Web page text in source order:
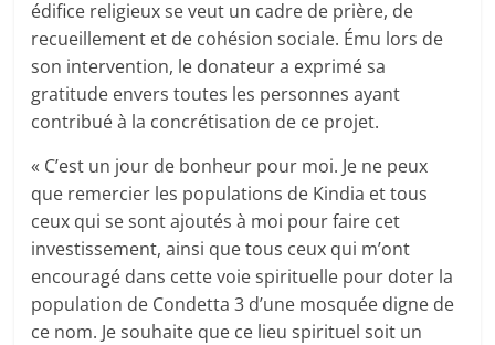
édifice religieux se veut un cadre de prière, de
recueillement et de cohésion sociale. Ému lors de
son intervention, le donateur a exprimé sa
gratitude envers toutes les personnes ayant
contribué à la concrétisation de ce projet.
« C’est un jour de bonheur pour moi. Je ne peux
que remercier les populations de Kindia et tous
ceux qui se sont ajoutés à moi pour faire cet
investissement, ainsi que tous ceux qui m’ont
encouragé dans cette voie spirituelle pour doter la
population de Condetta 3 d’une mosquée digne de
ce nom. Je souhaite que ce lieu spirituel soit un